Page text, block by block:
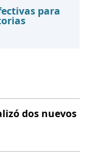
para
dos nuevos